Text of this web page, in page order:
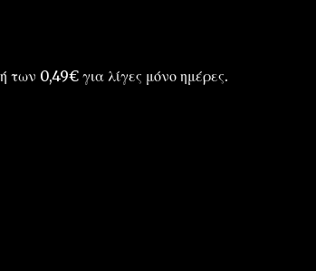
των 0,49€ για λίγες μόνο ημέρες.